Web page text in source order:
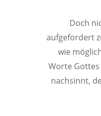
Doch
aufgefordert
wie
Worte
nachsinnt,